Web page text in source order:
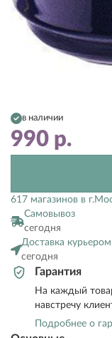
в наличии
990 р.
617 магазинов в
Самовывоз
сегодня
Доставка курьером
сегодня
Гарантия
На каждый
навстречу
Подробнее о